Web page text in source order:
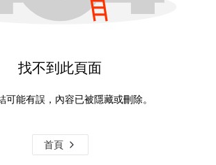
找不到此頁面
可能有誤，內容已被隱藏或刪除。
首頁